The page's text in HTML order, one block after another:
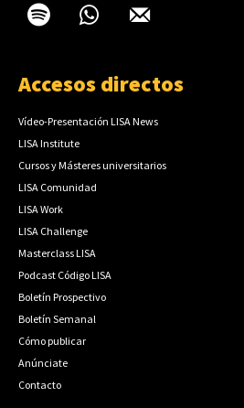
Accesos directos
Vídeo-Presentación LISA News
LISA Institute
Cursos y Másteres universitarios
LISA Comunidad
LISA Work
LISA Challenge
Masterclass LISA
Podcast Código LISA
Boletín Prospectivo
Boletín Semanal
Cómo publicar
Anúnciate
Contacto